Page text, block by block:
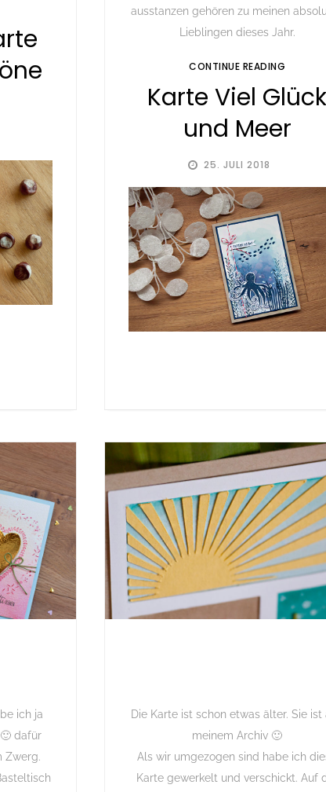
25. JULI 2018
Karte Viel Glück
und Meer
ausstanzen gehören zu meinen
Lieblingen dieses Jahr.
CONTINUE READING
ich ja
dafür
Zwerg.
Die Karte ist schon etwas älter. Sie ist
meinem Archiv 🙂
Als wir umgezogen sind habe ich
Karte gewerkelt und verschickt. Auf